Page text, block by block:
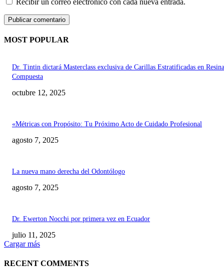
Recibir un correo electrónico con cada nueva entrada.
MOST POPULAR
Dr. Tintin dictará Masterclass exclusiva de Carillas Estratificadas en Resina
Compuesta
octubre 12, 2025
«Métricas con Propósito: Tu Próximo Acto de Cuidado Profesional
agosto 7, 2025
La nueva mano derecha del Odontólogo
agosto 7, 2025
Dr. Ewerton Nocchi por primera vez en Ecuador
julio 11, 2025
Cargar más
RECENT COMMENTS